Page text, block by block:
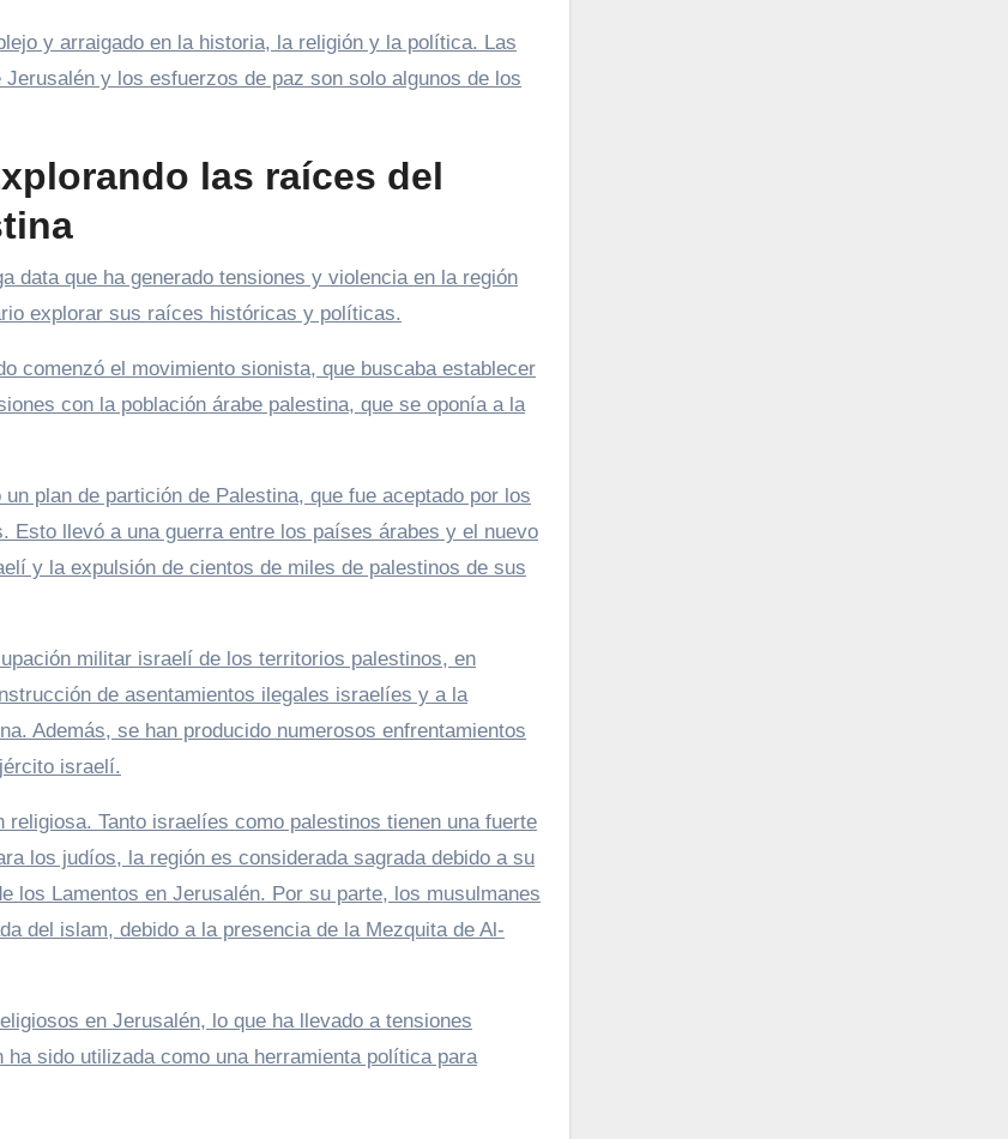
y arraigado en la historia, la religión y la política. Las
y los esfuerzos de paz son solo algunos de los
las raíces del
data que ha generado tensiones y violencia en la región
explorar sus raíces históricas y políticas.
comenzó el movimiento sionista, que buscaba establecer
con la población árabe palestina, que se oponía a la
plan de partición de Palestina, que fue aceptado por los
llevó a una guerra entre los países árabes y el nuevo
y la expulsión de cientos de miles de palestinos de sus
militar israelí de los territorios palestinos, en
de asentamientos ilegales israelíes y a la
Además, se han producido numerosos enfrentamientos
israelí.
Tanto israelíes como palestinos tienen una fuerte
los judíos, la región es considerada sagrada debido a su
los Lamentos en Jerusalén. Por su parte, los musulmanes
del islam, debido a la presencia de la Mezquita de Al-
en Jerusalén, lo que ha llevado a tensiones
sido utilizada como una herramienta política para